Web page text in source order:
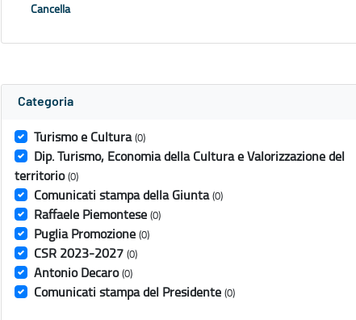
Cancella
Categoria
Turismo e Cultura (0)
Dip. Turismo, Economia della Cultura e Valorizzazione del
territorio (0)
Comunicati stampa della Giunta (0)
Raffaele Piemontese (0)
Puglia Promozione (0)
CSR 2023-2027 (0)
Antonio Decaro (0)
Comunicati stampa del Presidente (0)